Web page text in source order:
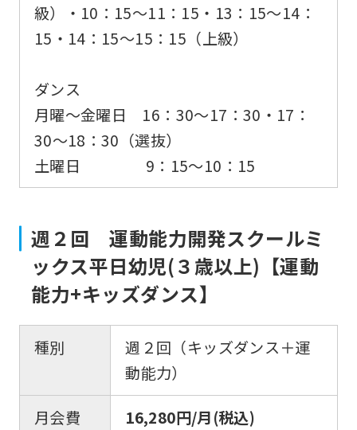
級）・10：15〜11：15・13：15〜14：
15・14：15〜15：15（上級）
ダンス
月曜～金曜日 16：30〜17：30・17：
30～18：30（選抜）
土曜日 9：15〜10：15
週２回 運動能力開発スクールミ
ックス平日幼児(３歳以上)【運動
能力+キッズダンス】
種別
週２回（キッズダンス＋運
動能力）
月会費
16,280円/月(税込)